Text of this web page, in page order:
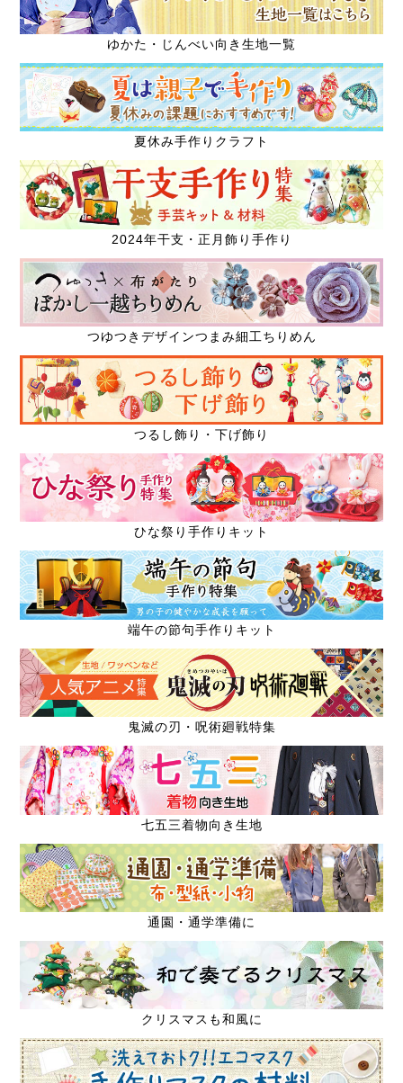
ゆかた・じんべい向き生地一覧
夏休み手作りクラフト
2024年干支・正月飾り手作り
つゆつきデザインつまみ細工ちりめん
つるし飾り・下げ飾り
ひな祭り手作りキット
端午の節句手作りキット
鬼滅の刃・呪術廻戦特集
七五三着物向き生地
通園・通学準備に
クリスマスも和風に